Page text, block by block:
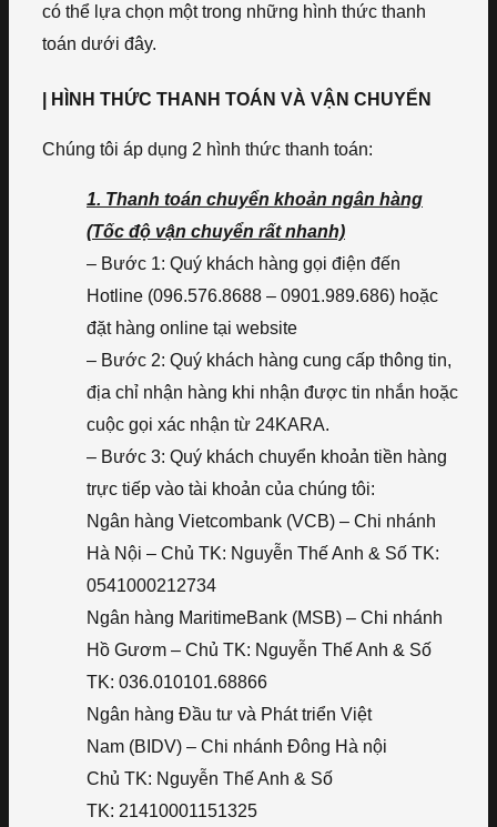
có thể lựa chọn một trong những hình thức thanh
toán dưới đây.
| HÌNH THỨC THANH TOÁN VÀ VẬN CHUYỂN
Chúng tôi áp dụng 2 hình thức thanh toán:
1. Thanh toán chuyển khoản ngân hàng
(Tốc độ vận chuyển rất nhanh)
– Bước 1: Quý khách hàng gọi điện đến
Hotline (096.576.8688 – 0901.989.686) hoặc
đặt hàng online tại website
– Bước 2: Quý khách hàng cung cấp thông tin,
địa chỉ nhận hàng khi nhận được tin nhắn hoặc
cuộc gọi xác nhận từ 24KARA.
– Bước 3: Quý khách chuyển khoản tiền hàng
trực tiếp vào tài khoản của chúng tôi:
Ngân hàng Vietcombank (VCB) – Chi nhánh
Hà Nội – Chủ TK: Nguyễn Thế Anh & Số TK:
0541000212734
Ngân hàng MaritimeBank (MSB) – Chi nhánh
Hồ Gươm – Chủ TK: Nguyễn Thế Anh & Số
TK: 036.010101.68866
Ngân hàng Đầu tư và Phát triển Việt
Nam (BIDV) – Chi nhánh Đông Hà nội
Chủ TK: Nguyễn Thế Anh & Số
TK: 21410001151325